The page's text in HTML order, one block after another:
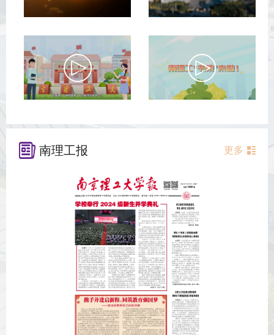
南理工报 更多